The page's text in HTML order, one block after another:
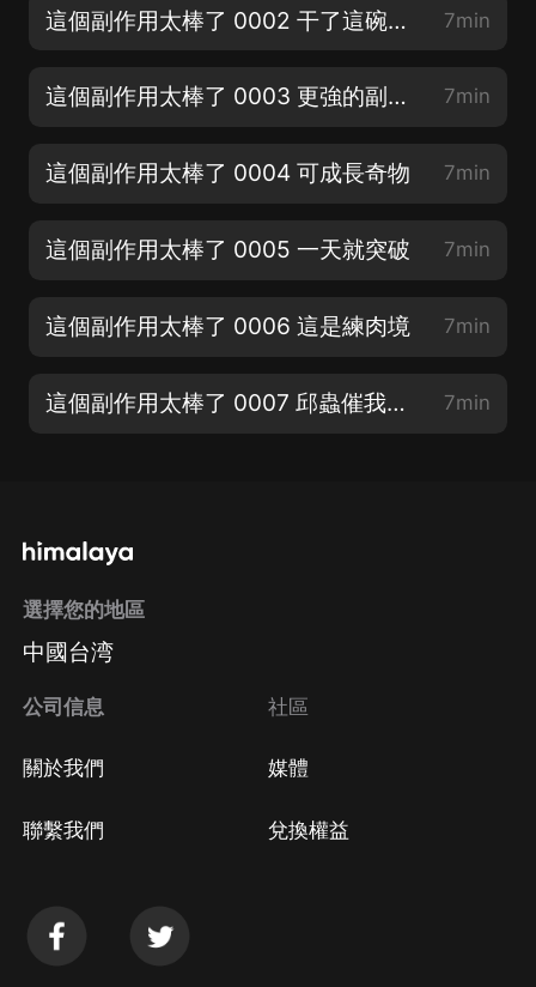
這個副作用太棒了 0002 干了這碗副作用 7min
這個副作用太棒了 0003 更強的副作用 7min
這個副作用太棒了 0004 可成長奇物 7min
這個副作用太棒了 0005 一天就突破 7min
這個副作用太棒了 0006 這是練肉境 7min
這個副作用太棒了 0007 邱蟲催我奮進 7min
選擇您的地區
中國台湾
公司信息
關於我們
聯繫我們
社區
媒體
兌換權益